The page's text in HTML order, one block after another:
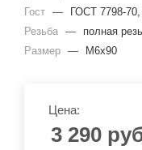
Гост —
ГОСТ 7798-
Резьба —
полная
Размер — М6х90
Цена:
3 290